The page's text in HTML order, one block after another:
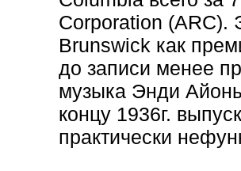
Corporation (ARC).
Brunswick как
до записи менее
музыка Энди
концу 1936г.
практически